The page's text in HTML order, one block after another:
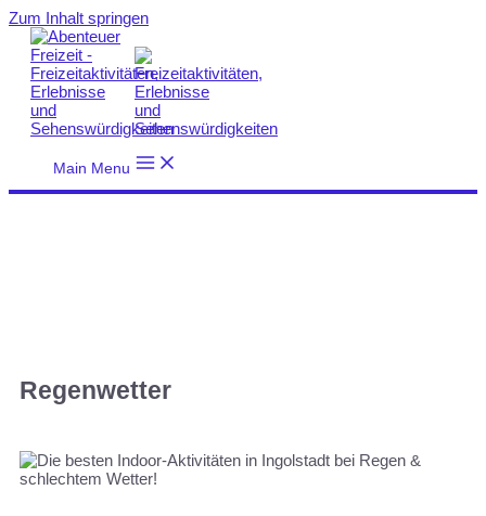
Zum Inhalt springen
Main Menu
Regenwetter